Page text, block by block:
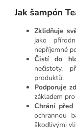
Jak šampón
Zklidňuje
jako
nepříjemné
Čistí do
nečistoty,
produktů.
Podporuje
základem
Chrání
ochrannou
škodlivými